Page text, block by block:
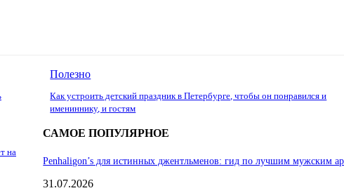
Полезно
Как устроить детский праздник в Петербурге, чтобы он понравился и
имениннику, и гостям
на
САМОЕ ПОПУЛЯРНОЕ
Penhaligon’s для истинных джентльменов: гид по лучшим мужским
31.07.2026